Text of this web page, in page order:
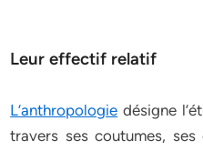
Leur effectif relatif
L’anthropologie désigne
travers ses coutumes,